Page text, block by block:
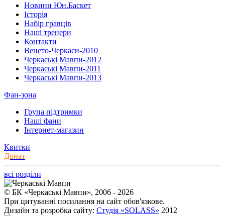
Новини Юн.Баскет
Історія
Набір гравців
Наші тренери
Контакти
Венето-Черкаси-2010
Черкаські Мавпи-2012
Черкаські Мавпи-2011
Черкаські Мавпи-2013
Фан-зона
Група підтримки
Наші фани
Інтернет-магазин
Квитки
Донат
всі розділи
© БК «Черкаські Мавпи», 2006 - 2026
При цитуванні посилання на сайт обов'язкове.
Дизайн та розробка сайту: Студія «SOLASS» 2012